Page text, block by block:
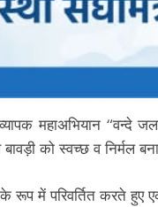
महाअभियान “वन्दे
को स्वच्छ व निर्मल
रूप में परिवर्तित करते